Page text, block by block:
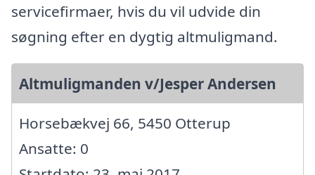
servicefirmaer, hvis du vil udvide din
søgning efter en dygtig altmuligmand.
Altmuligmanden v/Jesper Andersen
Horsebækvej 66, 5450 Otterup
Ansatte: 0